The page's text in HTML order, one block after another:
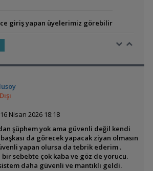
giriş yapan üyelerimiz görebilir
16 Nisan 2026 18:18
şüphem yok ama güvenli değil kendi
da görecek yapacak ziyan olmasın
yapan olursa da tebrik ederim .
bir sebebte çok kaba ve göz de yorucu.
daha güvenli ve mantıklı geldi.